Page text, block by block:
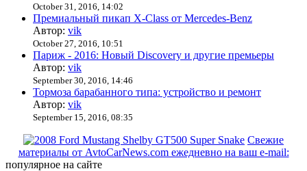
October 31, 2016, 14:02
Премиальный пикап X-Class от Mercedes-Benz
Автор: vik
October 27, 2016, 10:51
Париж - 2016: Новый Discovery и другие премьеры
Автор: vik
September 30, 2016, 14:46
Тормоза барабанного типа: устройство и ремонт
Автор: vik
September 15, 2016, 08:35
Свежие
материалы от AvtoCarNews.com ежедневно на ваш e-mail:
популярное на сайте